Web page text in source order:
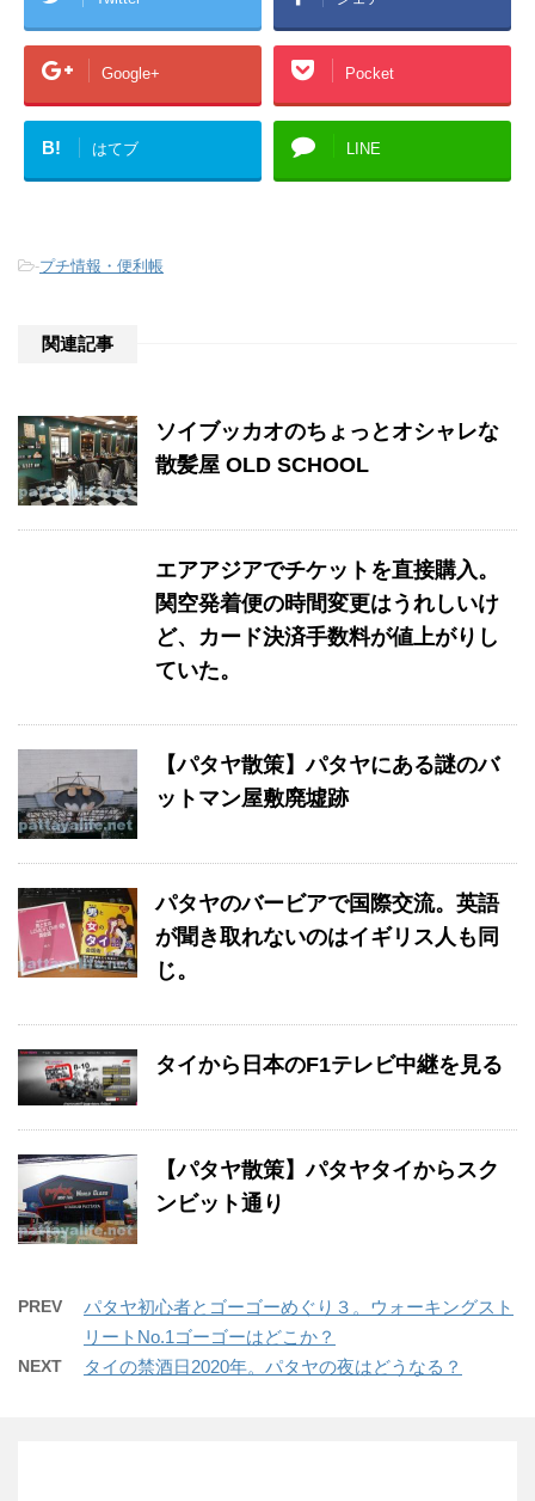
Google+ Pocket
B! はてブ LINE
-プチ情報・便利帳
関連記事
ソイブッカオのちょっとオシャレな
散髪屋 OLD SCHOOL
エアアジアでチケットを直接購入。
関空発着便の時間変更はうれしいけ
ど、カード決済手数料が値上がりし
ていた。
【パタヤ散策】パタヤにある謎のバ
ットマン屋敷廃墟跡
パタヤのバービアで国際交流。英語
が聞き取れないのはイギリス人も同
じ。
タイから日本のF1テレビ中継を見る
【パタヤ散策】パタヤタイからスク
ンビット通り
PREV
パタヤ初心者とゴーゴーめぐり３。ウォーキングスト
リートNo.1ゴーゴーはどこか？
NEXT タイの禁酒日2020年。パタヤの夜はどうなる？